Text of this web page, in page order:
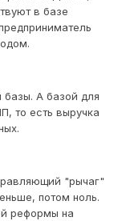
в базе
А базой для
то есть выручка
"рычаг"
потом ноль.
реформы на